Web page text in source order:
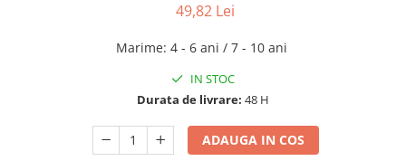
49,82 Lei
Marime: 4 - 6 ani / 7 - 10 ani
IN STOC
Durata de livrare: 48 H
ADAUGA IN COS